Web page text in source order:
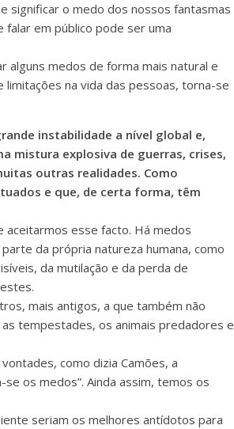
significar o medo dos nossos fantasmas
em público pode ser uma
alguns medos de forma mais natural e
na vida das pessoas, torna-se
instabilidade a nível global e,
mistura explosiva de guerras, crises,
outras realidades. Como
e que, de certa forma, têm
esse facto. Há medos
da própria natureza humana, como
da mutilação e da perda de
mais antigos, a que também não
tempestades, os animais predadores e
como dizia Camões, a
os medos”. Ainda assim, temos os
seriam os melhores antídotos para